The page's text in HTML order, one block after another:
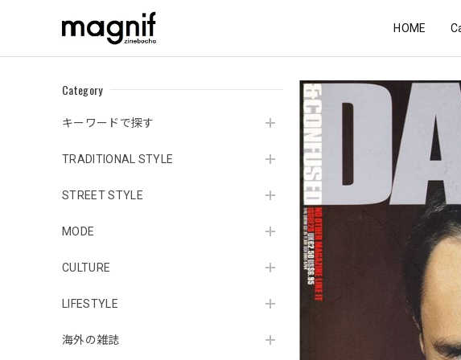
HOME
Category
キーワードで探す
TRADITIONAL STYLE
STREET STYLE
MODE
CULTURE
LIFESTYLE
海外の雑誌